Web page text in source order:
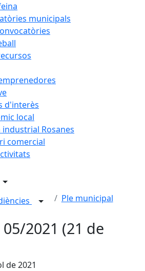
municipals
d'interès
local
industrial Rosanes
comercial
Ple municipal
2021 (21 de
de 2021